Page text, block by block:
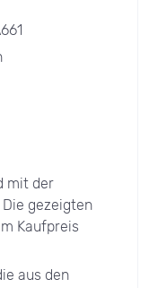
mit der
gezeigten
Kaufpreis
aus den